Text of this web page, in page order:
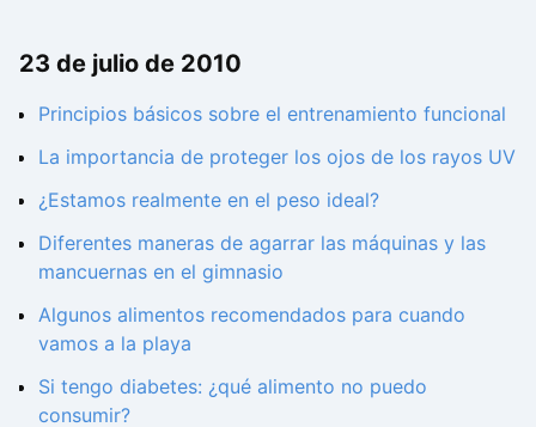
23 de julio de 2010
Principios básicos sobre el entrenamiento funcional
La importancia de proteger los ojos de los rayos UV
¿Estamos realmente en el peso ideal?
Diferentes maneras de agarrar las máquinas y las
mancuernas en el gimnasio
Algunos alimentos recomendados para cuando
vamos a la playa
Si tengo diabetes: ¿qué alimento no puedo
consumir?